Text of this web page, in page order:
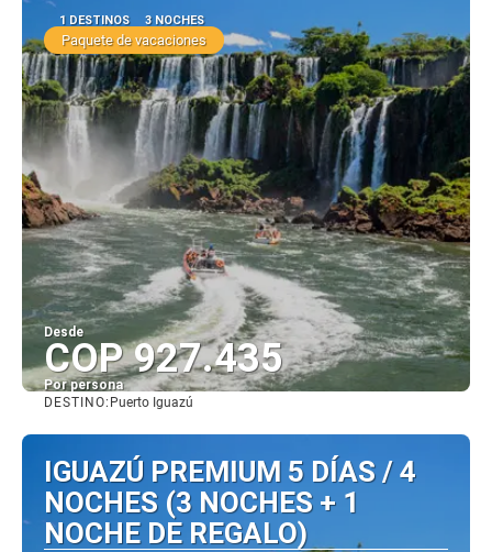
1 DESTINOS 3 NOCHES
Paquete de vacaciones
Desde
COP 927.435
Por persona
DESTINO: Puerto Iguazú
IGUAZÚ PREMIUM 5 DÍAS / 4
NOCHES (3 NOCHES + 1
NOCHE DE REGALO)